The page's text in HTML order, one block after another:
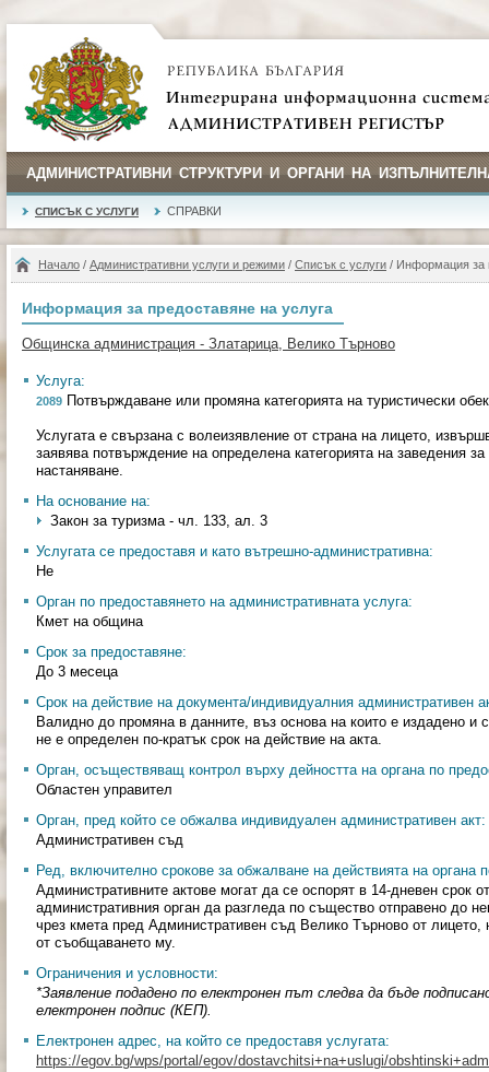
АДМИНИСТРАТИВНИ СТРУКТУРИ И ОРГАНИ НА
СПИСЪК С УСЛУГИ СПРАВКИ
Начало / Административни услуги и режими / Списък с услуги / Информация за
Информация за предоставяне на услуга
Общинска администрация - Златарица, Велико Търново
Услуга:
2089 Потвърждаване или промяна категорията на туристически
Услугата е свързана с волеизявление от страна на лицето,
заявява потвърждение на определена категорията на заведения
настаняване.
На основание на:
Закон за туризма - чл. 133, ал. 3
Услугата се предоставя и като вътрешно-административна:
Не
Орган по предоставянето на административната услуга:
Кмет на община
Срок за предоставяне:
До 3 месеца
Срок на действие на документа/индивидуалния административен
Валидно до промяна в данните, въз основа на които е издадено и
не е определен по-кратък срок на действие на акта.
Орган, осъществяващ контрол върху дейността на органа по
Областен управител
Орган, пред който се обжалва индивидуален административен акт:
Административен съд
Ред, включително срокове за обжалване на действията на органа
Административните актове могат да се оспорят в 14-дневен срок
административния орган да разгледа по същество отправено до
чрез кмета пред Административен съд Велико Търново от лицето,
от съобщаването му.
Ограничения и условности:
*Заявление подадено по електронен път следва да бъде
електронен подпис (КЕП).
Електронен адрес, на който се предоставя услугата:
https://egov.bg/wps/portal/egov/dostavchitsi+na+uslugi/